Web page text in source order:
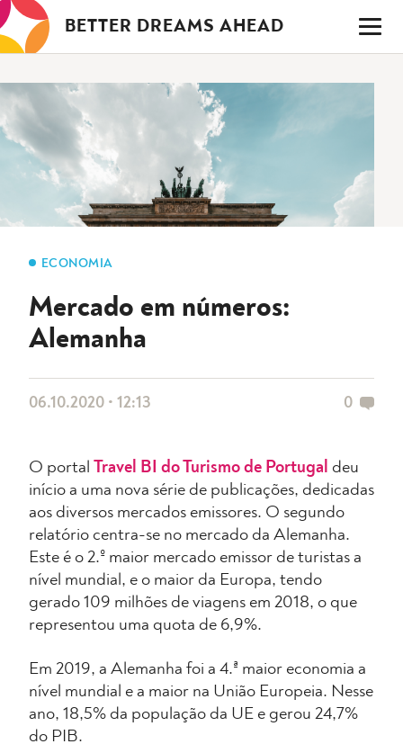
Saltar
para
o
BETTER DREAMS AHEAD
ECONOMIA
Mercado em números:
Alemanha
06.10.2020 • 12:13 0
O portal Travel BI do Turismo de Portugal deu
início a uma nova série de publicações, dedicadas
aos diversos mercados emissores. O segundo
relatório centra-se no mercado da Alemanha.
Este é o 2.º maior mercado emissor de turistas a
nível mundial, e o maior da Europa, tendo
gerado 109 milhões de viagens em 2018, o que
representou uma quota de 6,9%.
Em 2019, a Alemanha foi a 4.ª maior economia a
nível mundial e a maior na União Europeia. Nesse
ano, 18,5% da população da UE e gerou 24,7%
do PIB.